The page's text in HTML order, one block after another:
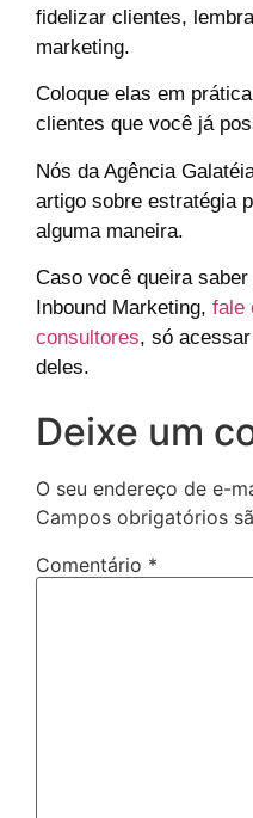
fidelizar clientes,
marketing.
Coloque elas em
clientes que você já
Nós da Agência
artigo sobre estratégia
alguma maneira.
Caso você queira
Inbound Marketing, fale
consultores, só
deles.
Deixe um
O seu endereço de e-
Campos obrigatórios
Comentário *